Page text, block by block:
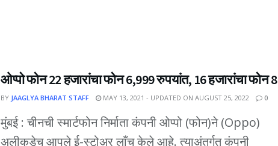
ओप्पो फोन 22 हजारांचा फोन 6,999 रुपयांत, 16 हजारांचा फोन 8
BY JAAGLYA BHARAT STAFF MAY 13, 2021 - UPDATED ON AUGUST 25, 2022 0
मुंबई : चीनची स्मार्टफोन निर्माता कंपनी ओप्पो (फोन)ने (Oppo)
अलीकडेच आपले ई-स्टोअर लाँच केले आहे. त्याअंतर्गत कंपनी